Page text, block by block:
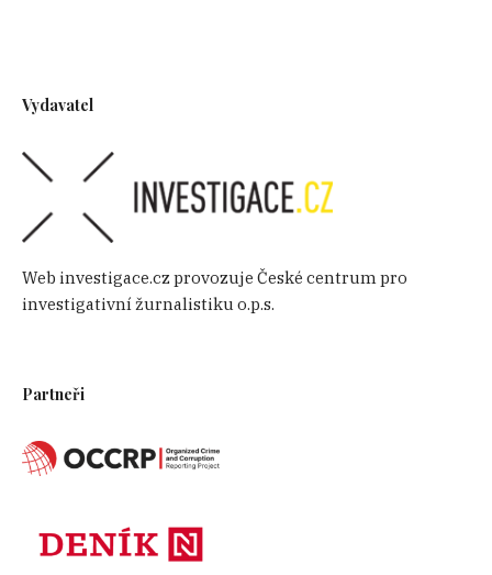
Vydavatel
Web investigace.cz provozuje České centrum pro
investigativní žurnalistiku o.p.s.
Partneři